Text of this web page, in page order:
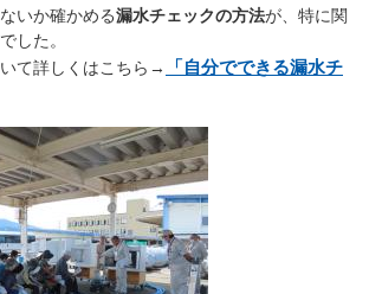
いか確かめる漏水チェックの方法が、特に関
した。
いて詳しくはこちら→
「自分でできる漏水チ